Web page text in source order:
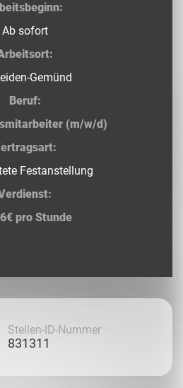
Ab sofort
Gemünd
Beruf:
(m/w/d)
Festanstellung
pro Stunde
Stellen-ID-Nummer
831311